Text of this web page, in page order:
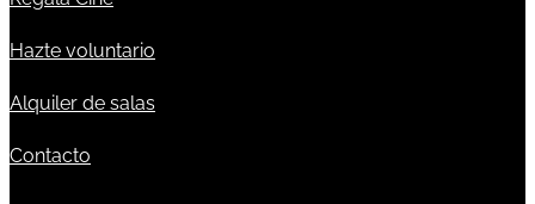
Hazte voluntario
Alquiler de salas
Contacto